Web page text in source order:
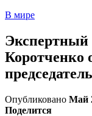
В мире
Экспертный
Коротченко
Опубликовано Май
Поделится